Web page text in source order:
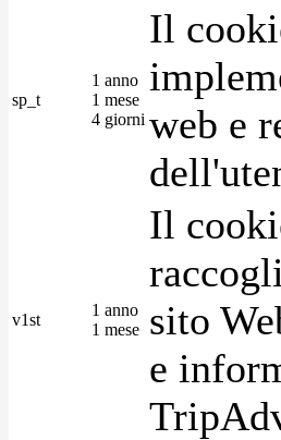
sp_t
1 anno
1 mese
4 giorni
Il
web e
v1st
1 anno
1 mese
Il
sito
e